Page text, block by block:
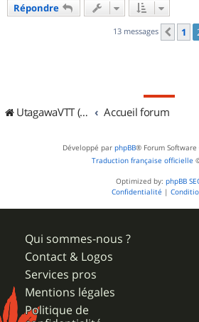
Répondre
13 messages 1
UtagawaVTT (Randos VTT et VTTAE avec traces GPS) Accueil forum
Développé par phpBB® Forum
Traduction française officielle
Optimized by: phpBB
Confidentialité |
Qui sommes-nous ?
Contact & Logos
Services pros
Mentions légales
Politique de